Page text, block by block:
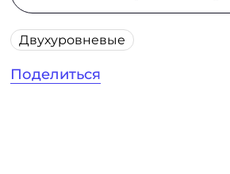
Двухуровневые
Поделиться